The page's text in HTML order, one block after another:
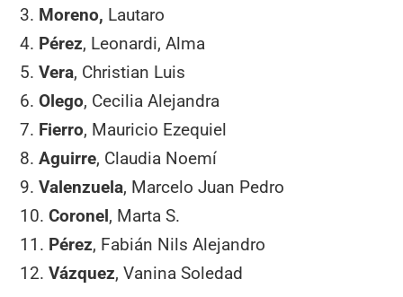
3. Moreno, Lautaro
4. Pérez, Leonardi, Alma
5.Vera, Christian Luis
6.Olego, Cecilia Alejandra
7. Fierro, Mauricio Ezequiel
8.Aguirre, Claudia Noemí
9.Valenzuela, Marcelo Juan Pedro
10.Coronel, Marta S.
11. Pérez, Fabián Nils Alejandro
12.Vázquez, Vanina Soledad